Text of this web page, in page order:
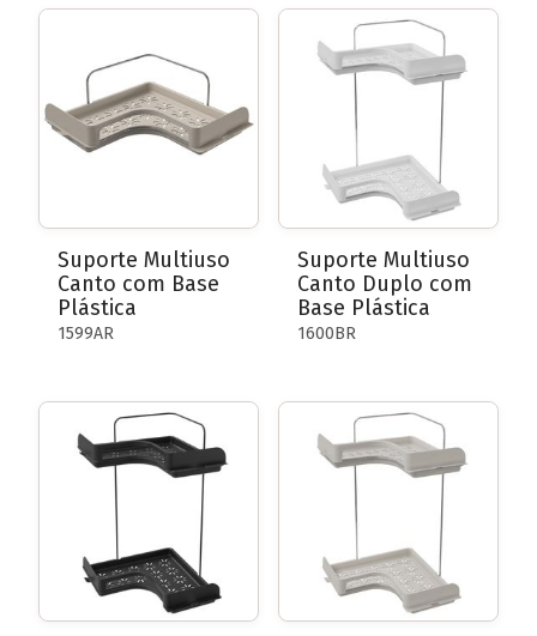
Suporte Multiuso
Canto com Base
Plástica
1599AR
Suporte Multiuso
Canto Duplo com
Base Plástica
1600BR